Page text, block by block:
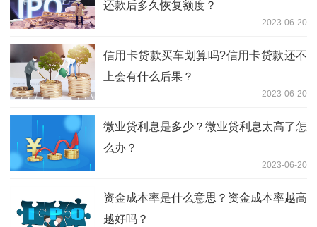
还款后多久恢复额度？
2023-06-20
信用卡贷款买车划算吗?信用卡贷款还不
上会有什么后果？
2023-06-20
微业贷利息是多少？微业贷利息太高了怎
么办？
2023-06-20
资金成本率是什么意思？资金成本率越高
越好吗？